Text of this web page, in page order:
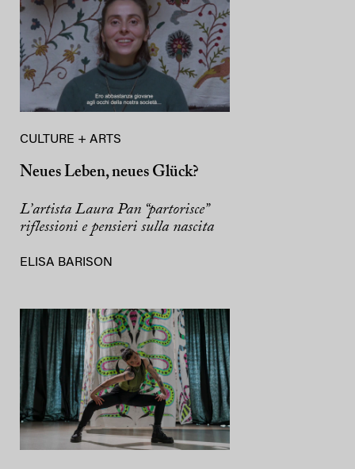
CULTURE + ARTS
Neues Leben, neues Glück?
L’artista Laura Pan “partorisce”
riflessioni e pensieri sulla nascita
ELISA BARISON